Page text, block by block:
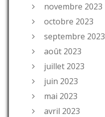
novembre 2023
octobre 2023
septembre 2023
août 2023
juillet 2023
juin 2023
mai 2023
avril 2023